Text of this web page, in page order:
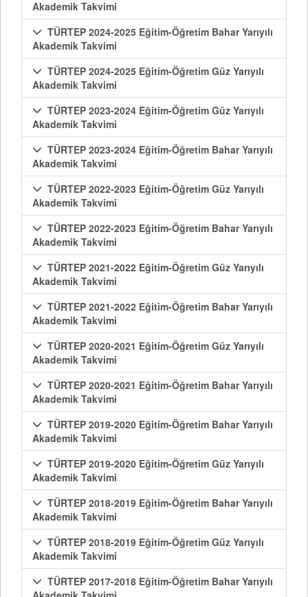
Akademik Takvimi
TÜRTEP 2024-2025 Eğitim-Öğretim Bahar Yarıyılı
Akademik Takvimi
TÜRTEP 2024-2025 Eğitim-Öğretim Güz Yarıyılı
Akademik Takvimi
TÜRTEP 2023-2024 Eğitim-Öğretim Güz Yarıyılı
Akademik Takvimi
TÜRTEP 2023-2024 Eğitim-Öğretim Bahar Yarıyılı
Akademik Takvimi
TÜRTEP 2022-2023 Eğitim-Öğretim Güz Yarıyılı
Akademik Takvimi
TÜRTEP 2022-2023 Eğitim-Öğretim Bahar Yarıyılı
Akademik Takvimi
TÜRTEP 2021-2022 Eğitim-Öğretim Güz Yarıyılı
Akademik Takvimi
TÜRTEP 2021-2022 Eğitim-Öğretim Bahar Yarıyılı
Akademik Takvimi
TÜRTEP 2020-2021 Eğitim-Öğretim Güz Yarıyılı
Akademik Takvimi
TÜRTEP 2020-2021 Eğitim-Öğretim Bahar Yarıyılı
Akademik Takvimi
TÜRTEP 2019-2020 Eğitim-Öğretim Bahar Yarıyılı
Akademik Takvimi
TÜRTEP 2019-2020 Eğitim-Öğretim Güz Yarıyılı
Akademik Takvimi
TÜRTEP 2018-2019 Eğitim-Öğretim Bahar Yarıyılı
Akademik Takvimi
TÜRTEP 2018-2019 Eğitim-Öğretim Güz Yarıyılı
Akademik Takvimi
TÜRTEP 2017-2018 Eğitim-Öğretim Bahar Yarıyılı